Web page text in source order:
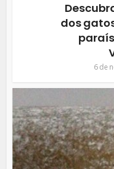
dos
6 de